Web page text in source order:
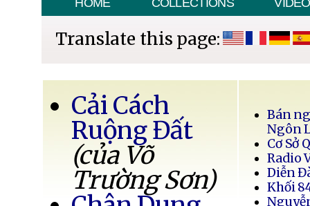
HOME COLLECTIONS VIDEO
Translate this page:
Cải Cách
Ruộng Đất
(của Võ
Trường Sơn)
Bán
Ngôn
Cơ Sở
Radio
Diễn
Khối